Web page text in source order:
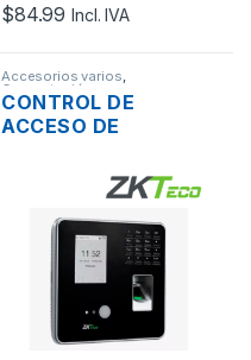
$84.99 Incl. IVA
Accesorios varios,
Computación
CONTROL DE
ACCESO DE
DACTILARES,
ROSTRO, RFID Y
CONTRASEÑA
PANTALLA TACTIL IP
+ USB2.0